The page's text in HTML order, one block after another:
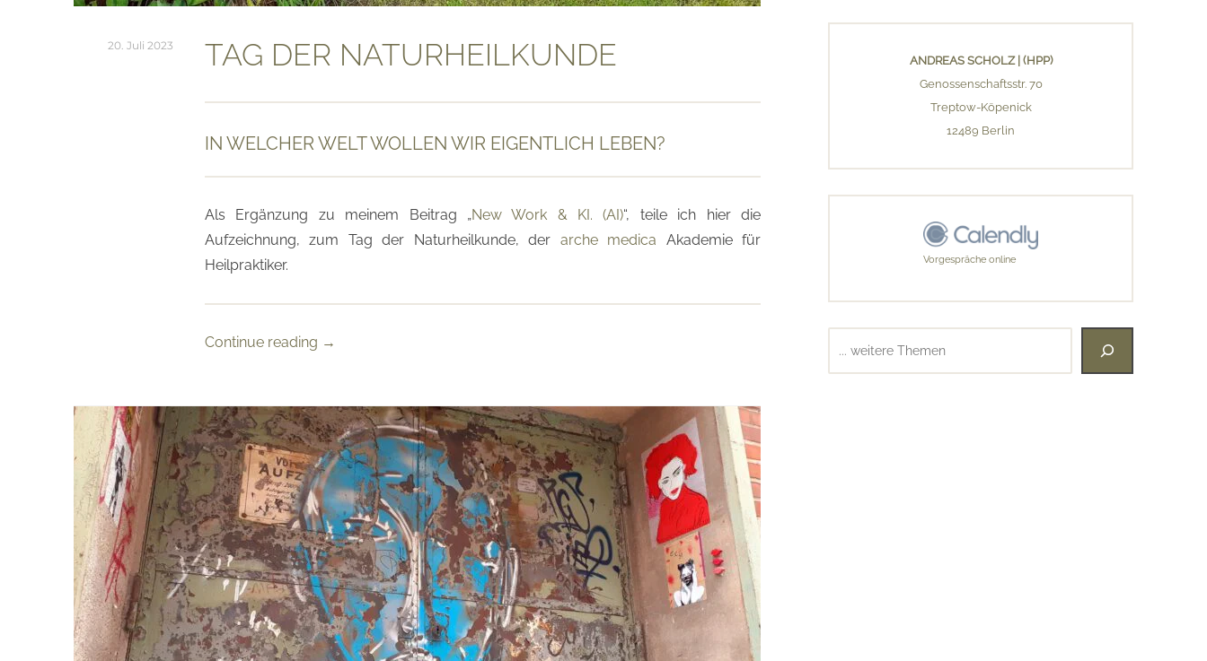
20. Juli 2023 TAG DER NATURHEILKUNDE
IN WELCHER WELT WOLLEN WIR EIGENTLICH LEBEN?
Als Ergänzung zu meinem Beitrag „New Work & KI. (AI)“, teile ich hier die
Aufzeichnung, zum Tag der Naturheilkunde, der arche medica Akademie für
Heilpraktiker.
Continue reading →
ANDREAS SCHOLZ | (HPP)
Genossenschaftsstr. 70
Treptow-Köpenick
12489 Berlin
Vorgespräche online